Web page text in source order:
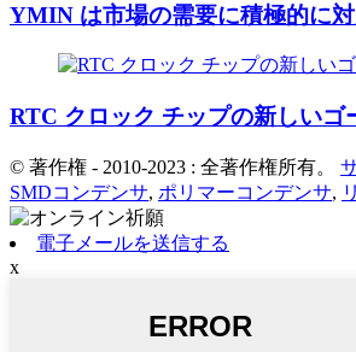
YMIN は市場の需要に積極的に
RTC クロック チップの新しい
© 著作権 - 2010-2023 : 全著作権所有。
SMDコンデンサ, ポリマーコンデンサ,
電子メールを送信する
x